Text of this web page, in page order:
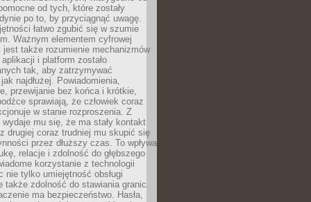
od tych, które zostały
po to, by przyciągnąć uwagę.
łatwo zgubić się w szumie
Ważnym elementem cyfrowej
jest także rozumienie mechanizmów
i platform zostało
tak, aby zatrzymywać
najdłużej. Powiadomienia,
przewijanie bez końca i krótkie,
sprawiają, że człowiek coraz
w stanie rozproszenia. Z
mu się, że ma stały kontakt
drugiej coraz trudniej mu skupić się
przez dłuższy czas. To wpływa
relacje i zdolność do głębszego
korzystanie z technologii
nie tylko umiejętność obsługi
także zdolność do stawiania granic.
ma bezpieczeństwo. Hasła,